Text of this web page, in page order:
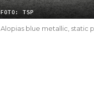
FOTO: TSP
Alopias blue metallic, static